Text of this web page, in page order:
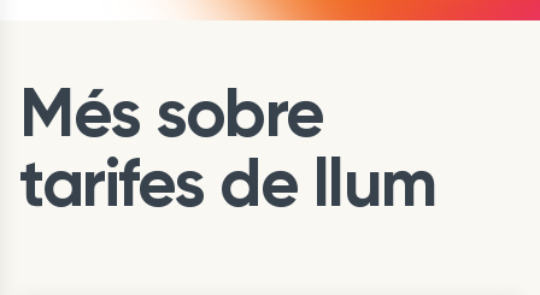
Més sobre
tarifes de llum